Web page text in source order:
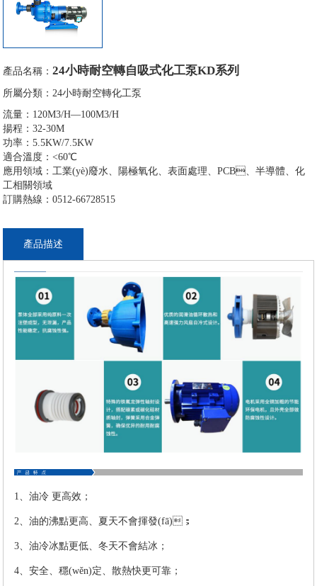
產品名稱：24小時耐空轉自吸式化工泵KD系列
所屬分類：24小時耐空轉化工泵
流量：120M3/H—100M3/H
揚程：32-30M
功率：5.5KW/7.5KW
適合溫度：<60℃
應用領域：工業(yè)廢水、陽極氧化、表面處理、PCB、半導體、化
工相關領域
訂購熱線：0512-66728515
產品描述
1、油冷 更高效；
2、油的沸點更高、夏天不會揮發(fā)；
3、油冷冰點更低、冬天不會結冰；
4、安全、穩(wěn)定、散熱快更可靠；